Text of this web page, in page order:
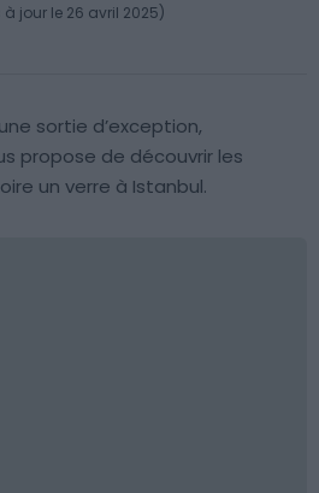
à jour le 26 avril 2025)
sortie d’exception,
propose de découvrir les
un verre à Istanbul.